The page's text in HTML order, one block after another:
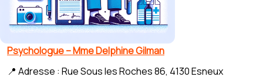
Psychologue – Mme Delphine Gilman
📍 Adresse : Rue Sous les Roches 86, 4130 Esneux